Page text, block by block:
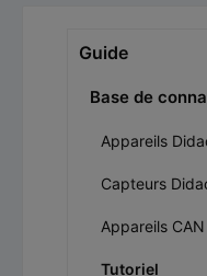
Guide
Base de
Appareils
Capteurs
Appareils
Tutoriel